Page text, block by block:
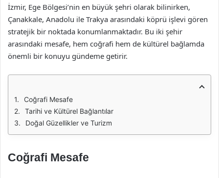
İzmir, Ege Bölgesi’nin en büyük şehri olarak bilinirken,
Çanakkale, Anadolu ile Trakya arasındaki köprü işlevi gören
stratejik bir noktada konumlanmaktadır. Bu iki şehir
arasındaki mesafe, hem coğrafi hem de kültürel bağlamda
önemli bir konuyu gündeme getirir.
Coğrafi Mesafe
Tarihi ve Kültürel Bağlantılar
Doğal Güzellikler ve Turizm
Coğrafi Mesafe